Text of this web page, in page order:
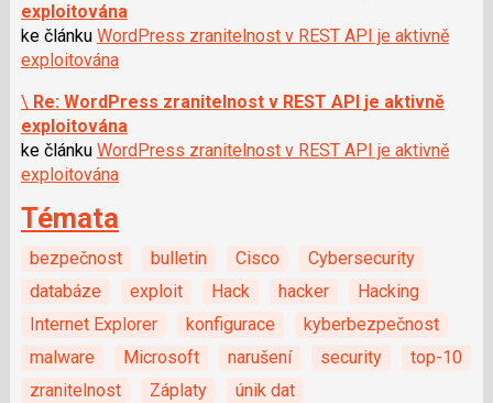
exploitována
ke článku WordPress zranitelnost v REST API je aktivně
exploitována
\ Re: WordPress zranitelnost v REST API je aktivně
exploitována
ke článku WordPress zranitelnost v REST API je aktivně
exploitována
Témata
bezpečnost bulletin Cisco
Cybersecurity
databáze
exploit Hack hacker
Hacking
Internet Explorer
konfigurace
kyberbezpečnost
malware
Microsoft narušení security
top-10
zranitelnost
Záplaty
únik dat